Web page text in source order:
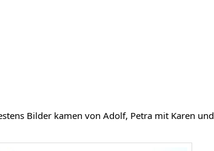
Bilder kamen von Adolf, Petra mit Karen und